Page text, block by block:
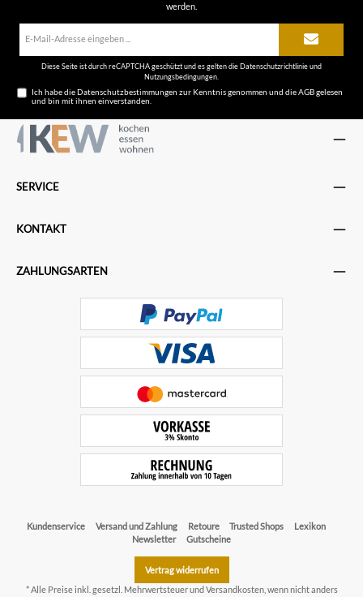
werden.
Diese Seite ist durch reCAPTCHA geschützt und es gelten die Datenschutzrichtlinieund
Nutzungsbedingungen.
Ich habe dieDatenschutzbestimmungen zur Kenntnis genommen und dieAGBgelesen
und bin mit ihnen einverstanden.
SERVICE
KONTAKT
ZAHLUNGSARTEN
Kundenservice Versand und Zahlung Retoure Trusted Shops
Lexikon
Newsletter
Gutscheine
Vertrag widerrufen
* Alle Preise inkl. gesetzl. Mehrwertsteuer undVersandkosten, wenn nicht anders